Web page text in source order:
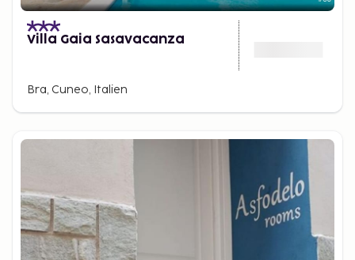
Villa Gaia Sasavacanza
Bra, Cuneo, Italien